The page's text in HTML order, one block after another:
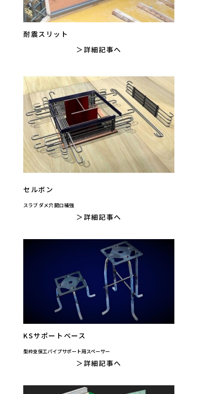
耐震スリット
詳細記事へ
セルボン
スラブ ダメ穴 開口補強
詳細記事へ
KSサポートベース
型枠支保工パイプサポート用スペーサー
詳細記事へ